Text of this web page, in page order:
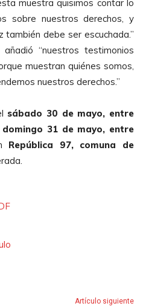
muestra quisimos contar lo
sobre nuestros derechos, y
debe ser escuchada.”
“nuestros testimonios
muestran quiénes somos,
nuestros derechos.”
sábado 30 de mayo, entre
domingo 31 de mayo, entre
República 97, comuna de
Artículo siguiente